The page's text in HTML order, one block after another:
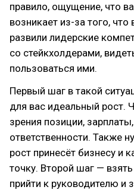
правило, ощущение, что
возникает из-за того,
развили лидерские
со стейкхолдерами,
пользоваться ими.
Первый шаг в такой
для вас идеальный рост.
зрения позиции,
ответственности. Также
рост принесёт бизнесу и
точку. Второй шаг —
прийти к руководителю и